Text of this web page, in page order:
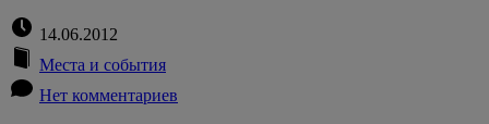
14.06.2012
Места и события
Нет комментариев